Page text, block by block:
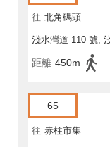
往 北角碼頭
淺水灣道 110 號,
距離 450m
65
往 赤柱市集